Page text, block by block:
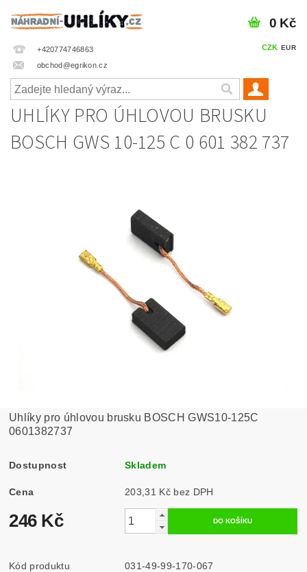
+420774746863
obchod@egrikon.cz
CZK EUR
0 Kč
UHLÍKY PRO ÚHLOVOU BRUSKU
BOSCH GWS 10-125 C 0 601 382 737
Uhlíky pro úhlovou brusku BOSCH GWS10-125C
0601382737
Dostupnost Skladem
Cena 203,31 Kč bez DPH
246 Kč
Kód produktu 031-49-99-170-067